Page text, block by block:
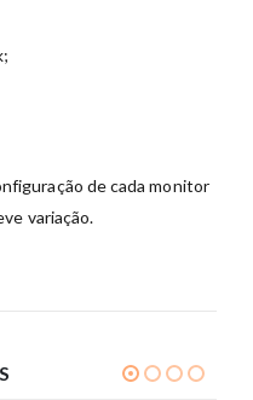
de cada monitor
variação.